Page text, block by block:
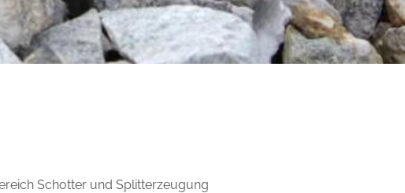
Schotter­ und Splitterzeugung